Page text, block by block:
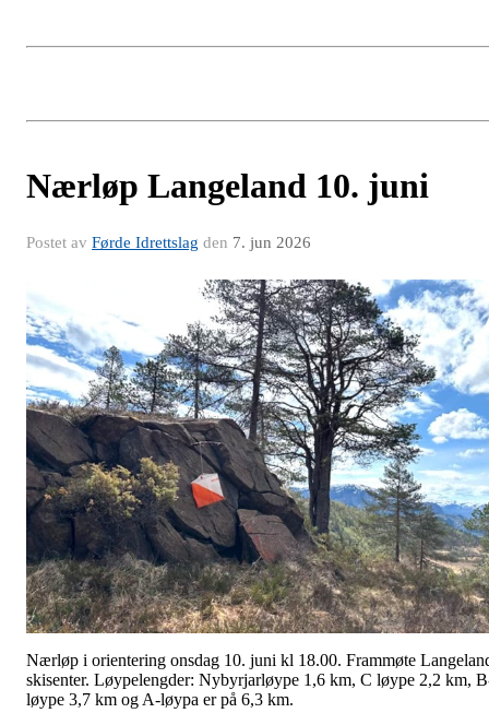
Nærløp Langeland 10. juni
Postet av Førde Idrettslag den 7. jun 2026
Nærløp i orientering onsdag 10. juni kl 18.00. Frammøte
skisenter. Løypelengder: Nybyrjarløype 1,6 km, C løype 2,2 km,
løype 3,7 km og A-løypa er på 6,3 km.